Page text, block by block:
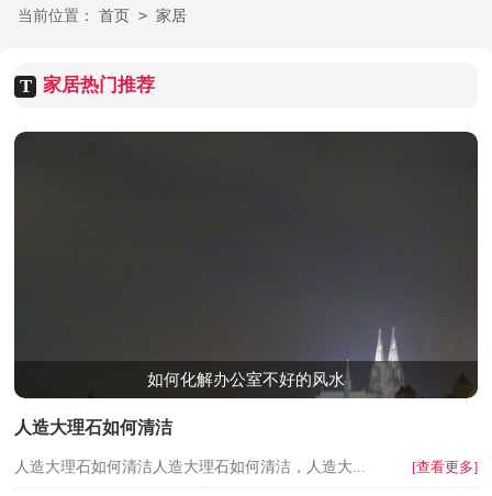
当前位置： 首页 > 家居
T 家居热门推荐
如何化解办公室不好的风水
人造大理石如何清洁
人造大理石如何清洁人造大理石如何清洁，人造大... [查看更多]